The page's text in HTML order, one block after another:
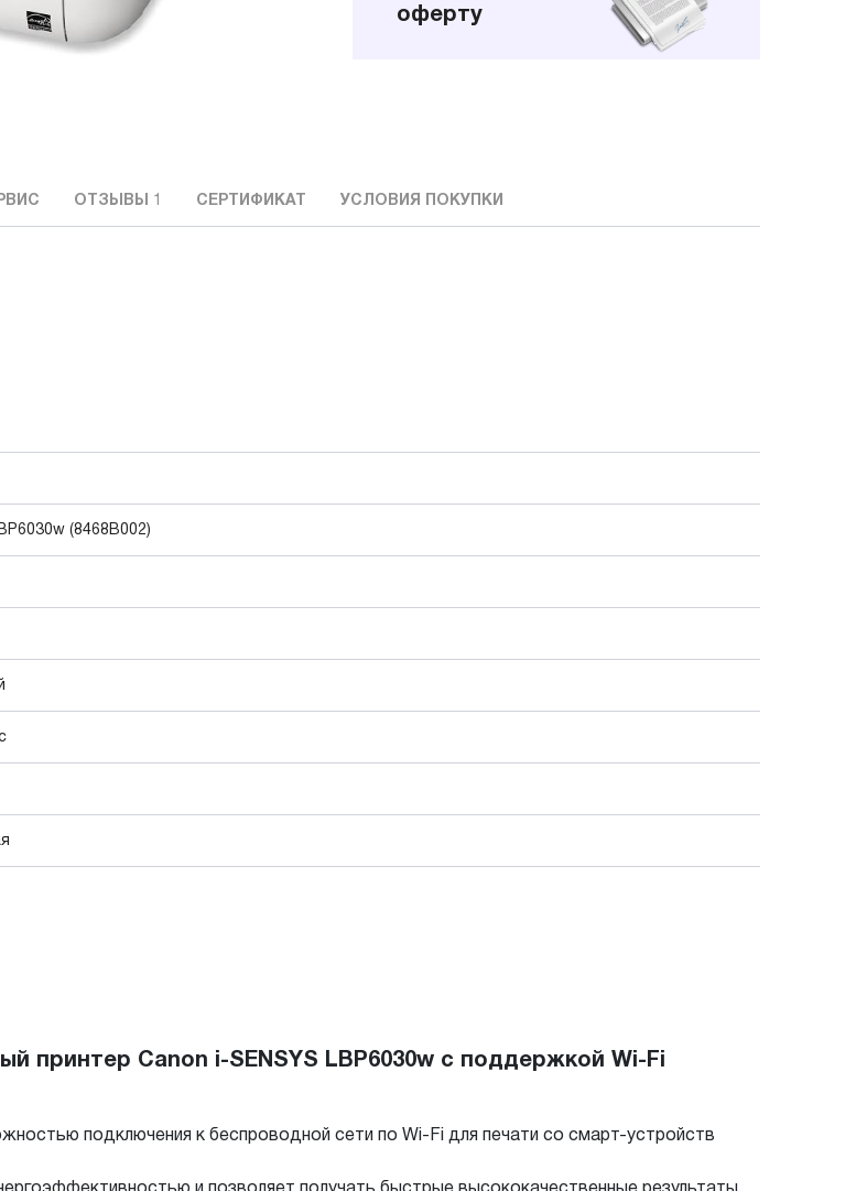
оферту
ОТЗЫВЫ СЕРТИФИКАТ УСЛОВИЯ ПОКУПКИ
(8468B002)
принтер Canon i-SENSYS LBP6030w с поддержкой Wi-Fi
подключения к беспроводной сети по Wi-Fi для печати со смарт-устройств